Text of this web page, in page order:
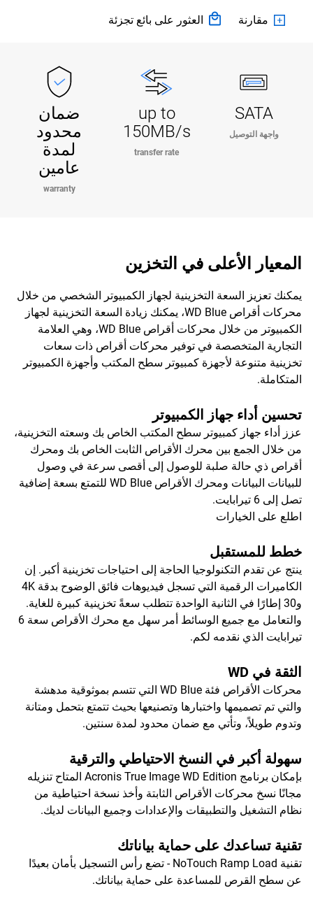
مقارنة العثور على بائع تجزئة
SATA
واجهة التوصيل
up to
150MB/s
transfer rate
ضمان
محدود
لمدة
عامين
warranty
المعيار الأعلى في التخزين
يمكنك تعزيز السعة التخزينية لجهاز الكمبيوتر الشخصي من خلال
محركات أقراص WD Blue، يمكنك زيادة السعة التخزينية لجهاز
الكمبيوتر من خلال محركات أقراص WD Blue، وهي العلامة
التجارية المتخصصة في توفير محركات أقراص ذات سعات
تخزينية متنوعة لأجهزة كمبيوتر سطح المكتب وأجهزة الكمبيوتر
المتكاملة.
تحسين أداء جهاز الكمبيوتر
عزز أداء جهاز كمبيوتر سطح المكتب الخاص بك وسعته التخزينية،
من خلال الجمع بين محرك الأقراص الثابت الخاص بك ومحرك
أقراص ذي حالة صلبة للوصول إلى أقصى سرعة في وصول
للبيانات البيانات ومحرك الأقراص WD Blue للتمتع بسعة إضافية
تصل إلى 6 تيرابايت.
اطلع على الخيارات
خطط للمستقبل
ينتج عن تقدم التكنولوجيا الحاجة إلى احتياجات تخزينية أكبر. إن
الكاميرات الرقمية التي تسجل فيديوهات فائق الوضوح بدقة 4K
و30 إطارًا في الثانية الواحدة تتطلب سعةً تخزينية كبيرة للغاية.
والتعامل مع جميع الوسائط أمر سهل مع محرك الأقراص سعة 6
تيرابايت الذي نقدمه لكم.
الثقة في WD
محركات الأقراص فئة WD Blue التي تتسم بموثوقية مدهشة
والتي تم تصميمها واختبارها وتصنيعها بحيث تتمتع بتحمل ومتانة
وتدوم طويلاً، وتأتي مع ضمان محدود لمدة سنتين.
سهولة أكبر في النسخ الاحتياطي والترقية
بإمكان برنامج Acronis True Image WD Edition المتاح تنزيله
مجانًا نسخ محركات الأقراص الثابتة وأخذ نسخة احتياطية من
نظام التشغيل والتطبيقات والإعدادات وجميع البيانات لديك.
تقنية تساعدك على حماية بياناتك
تقنية NoTouch Ramp Load - تضع رأس التسجيل بأمان بعيدًا
عن سطح القرص للمساعدة على حماية بياناتك.